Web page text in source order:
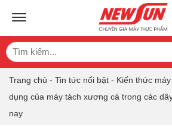
TOGGLE NAVIGATION
Search
for:
Trang chủ - Tin tức nổi bật - Kiến thức
dụng của máy tách xương cá trong các
nay